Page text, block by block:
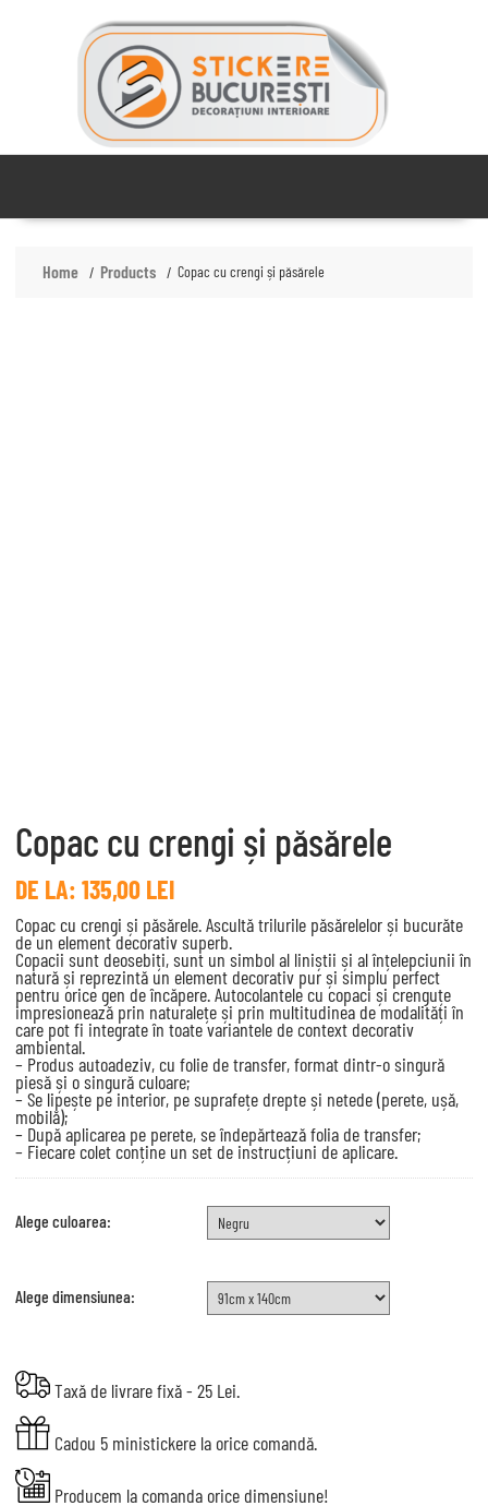
Home Products Copac cu crengi și păsărele
Copac cu crengi și păsărele
DE LA: 135,00 LEI
Copac cu crengi și păsărele. Ascultă trilurile păsărelelor și bucurăte
de un element decorativ superb.
Copacii sunt deosebiți, sunt un simbol al liniștii și al înțelepciunii în
natură și reprezintă un element decorativ pur și simplu perfect
pentru orice gen de încăpere. Autocolantele cu copaci și crenguțe
impresionează prin naturalețe și prin multitudinea de modalități în
care pot fi integrate în toate variantele de context decorativ
ambiental.
– Produs autoadeziv, cu folie de transfer, format dintr-o singură
piesă și o singură culoare;
– Se lipește pe interior, pe suprafețe drepte și netede (perete, ușă,
mobilă);
– După aplicarea pe perete, se îndepărtează folia de transfer;
– Fiecare colet conține un set de instrucțiuni de aplicare.
Alege culoarea:
Alege dimensiunea:
Taxă de livrare fixă - 25 Lei.
Cadou 5 ministickere la orice comandă.
Producem la comanda orice dimensiune!